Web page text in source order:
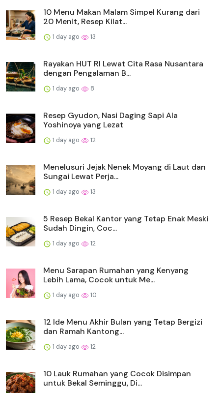
10 Menu Makan Malam Simpel Kurang dari
20 Menit, Resep Kilat...
1 day ago 13
Rayakan HUT RI Lewat Cita Rasa Nusantara
dengan Pengalaman B...
1 day ago 8
Resep Gyudon, Nasi Daging Sapi Ala
Yoshinoya yang Lezat
1 day ago 12
Menelusuri Jejak Nenek Moyang di Laut dan
Sungai Lewat Perja...
1 day ago 13
5 Resep Bekal Kantor yang Tetap Enak Meski
Sudah Dingin, Coc...
1 day ago 12
Menu Sarapan Rumahan yang Kenyang
Lebih Lama, Cocok untuk Me...
1 day ago 10
12 Ide Menu Akhir Bulan yang Tetap Bergizi
dan Ramah Kantong...
1 day ago 12
10 Lauk Rumahan yang Cocok Disimpan
untuk Bekal Seminggu, Di...